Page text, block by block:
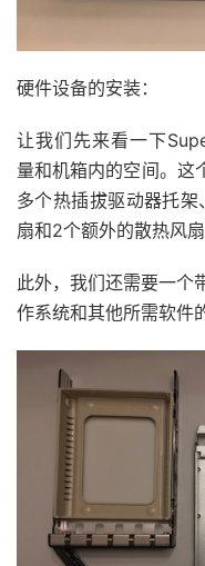
硬件设备的安装：
让我们先来看一下
量和机箱内的空间。这
多个热插拔驱动器托
扇和2个额外的散热风扇
此外，我们还需要一个
作系统和其他所需软件